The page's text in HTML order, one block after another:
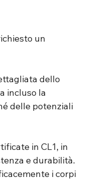
un
dello
incluso la
delle potenziali
in CL1, in
e durabilità.
i corpi